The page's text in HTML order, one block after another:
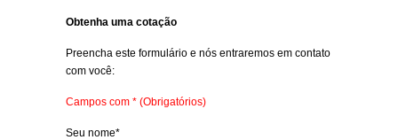
Obtenha uma cotação
Preencha este formulário e nós entraremos em contato
com você:
Campos com * (Obrigatórios)
Seu nome*